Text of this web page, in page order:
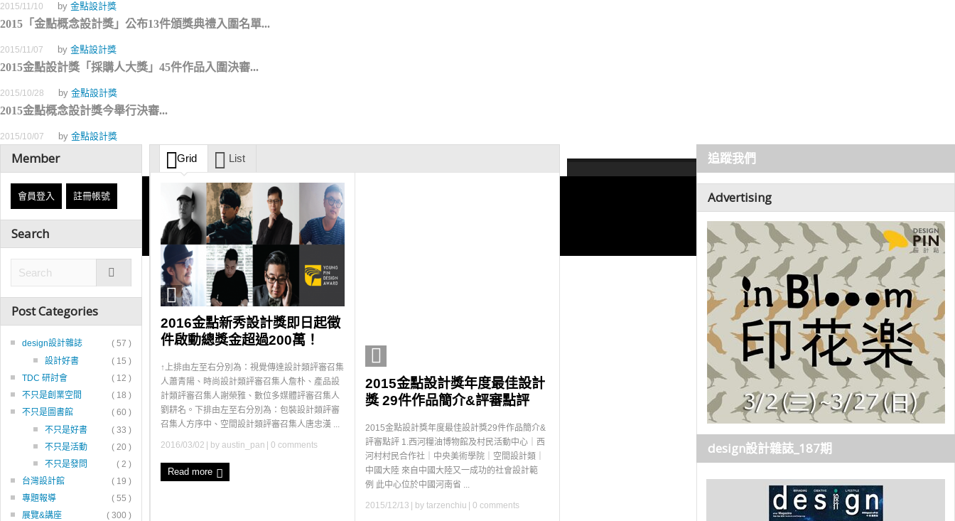
2015/11/10 by 金點設計獎
2015「金點概念設計獎」公布13件頒獎典禮入圍名單...
2015/11/07 by 金點設計獎
2015金點設計獎「採購人大獎」45件作品入圍決審...
2015/10/28 by 金點設計獎
2015金點概念設計獎今舉行決審...
2015/10/07 by 金點設計獎
Grid List
2016金點新秀設計獎即日起徵
件啟動總獎金超過200萬！
↑上排由左至右分別為：視覺傳達設計類評審召集
人蕭青陽、時尚設計類評審召集人詹朴、產品設
計類評審召集人謝榮雅、數位多媒體評審召集人
劉耕名。下排由左至右分別為：包裝設計類評審
召集人方序中、空間設計類評審召集人唐忠漢 ...
2016/03/02 | by austin_pan 0 comments
Read more
2015金點設計獎年度最佳設計
獎 29件作品簡介&評審點評
2015金點設計獎年度最佳設計獎29件作品簡介&
評審點評 1.西河糧油博物館及村民活動中心｜西
河村村民合作社｜中央美術學院｜空間設計類｜
中國大陸 來自中國大陸又一成功的社會設計範
例 此中心位於中國河南省 ...
2015/12/13 | by tarzenchiu 0 comments
Member
會員登入 註冊帳號
Search
Post Categories
design設計雜誌
( 57 )
設計好書
( 15 )
TDC 研討會
( 12 )
不只是創業空間
( 18 )
不只是圖書館
( 60 )
不只是好書
( 33 )
不只是活動
( 20 )
不只是發問
( 2 )
台灣設計館
( 19 )
專題報導
( 55 )
展覽&講座
( 300 )
追蹤我們
Advertising
design設計雜誌_187期